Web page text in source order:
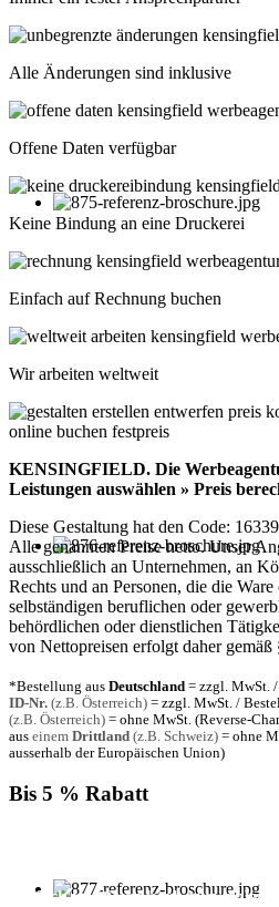
Alle Änderungen sind inklusive
Offene Daten verfügbar
Keine Bindung an eine Druckerei
Einfach auf Rechnung buchen
Wir arbeiten weltweit
KENSINGFIELD. Die
Leistungen auswählen » Preis
Diese Gestaltung hat den Code:
Alle genannten Preise netto. Unser
ausschließlich an Unternehmen, an
Rechts und an Personen, die die
selbständigen beruflichen oder
behördlichen oder dienstlichen
von Nettopreisen erfolgt daher
*Bestellung aus Deutschland = zzgl. MwSt.
ID-Nr. (z.B. Österreich) = zzgl. MwSt. /
(z.B. Österreich) = ohne MwSt. (Reverse-
aus einem Drittland (z.B. Schweiz) = ohne
ausserhalb der Europäischen Union)
Bis 5 % Rabatt
Einfach im Warenkorb auswählen!